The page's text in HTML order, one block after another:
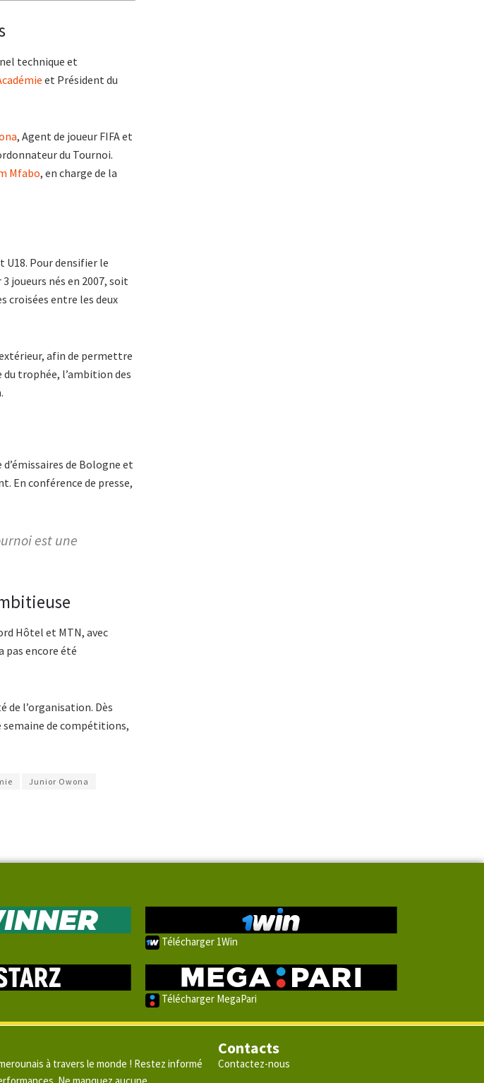
technique et
et Président du
, Agent de joueur FIFA et
du Tournoi.
Mfabo, en charge de la
U18. Pour densifier le
joueurs nés en 2007, soit
croisées entre les deux
afin de permettre
du trophée, l’ambition des
de Bologne et
En conférence de presse,
est une
Hôtel et MTN, avec
pas encore été
l’organisation. Dès
semaine de compétitions,
Junior Owona
Télécharger 1Win
Télécharger MegaPari
à travers le monde ! Restez informé
Contacts
Contactez-nous